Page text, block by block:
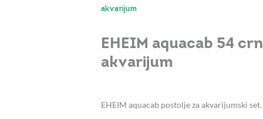
akvarijum
EHEIM aquacab 54
akvarijum
EHEIM aquacab postolje za akvarijumski set.